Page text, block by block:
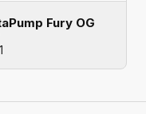
Fury OG